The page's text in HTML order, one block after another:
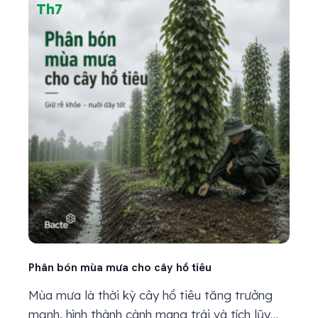
Th7
Phân bón mùa mưa cho cây hồ tiêu
Mùa mưa là thời kỳ cây hồ tiêu tăng trưởng
mạnh, hình thành cành mang trái và tích lũy